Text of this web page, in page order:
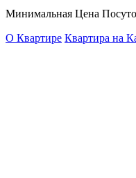
Минимальная Цена
О Квартире Квартира на